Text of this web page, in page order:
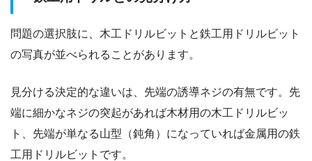
問題の選択肢に、木工ドリルビットと鉄工用ドリルビット
の写真が並べられることがあります。
見分ける決定的な違いは、先端の誘導ネジの有無です。先
端に細かなネジの突起があれば木材用の木工ドリルビッ
ト、先端が単なる山型（鈍角）になっていれば金属用の鉄
工用ドリルビットです。